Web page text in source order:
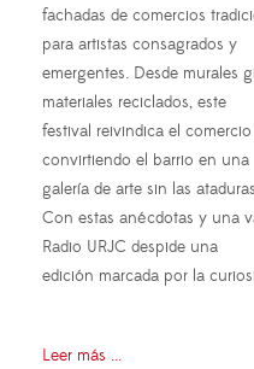
fachadas de comercios
para artistas consagrados y
emergentes. Desde murales
materiales reciclados, este
festival reivindica el
convirtiendo el barrio en una
galería de arte sin las
Con estas anécdotas y una
Radio URJC despide una
edición marcada por la
Leer más ...